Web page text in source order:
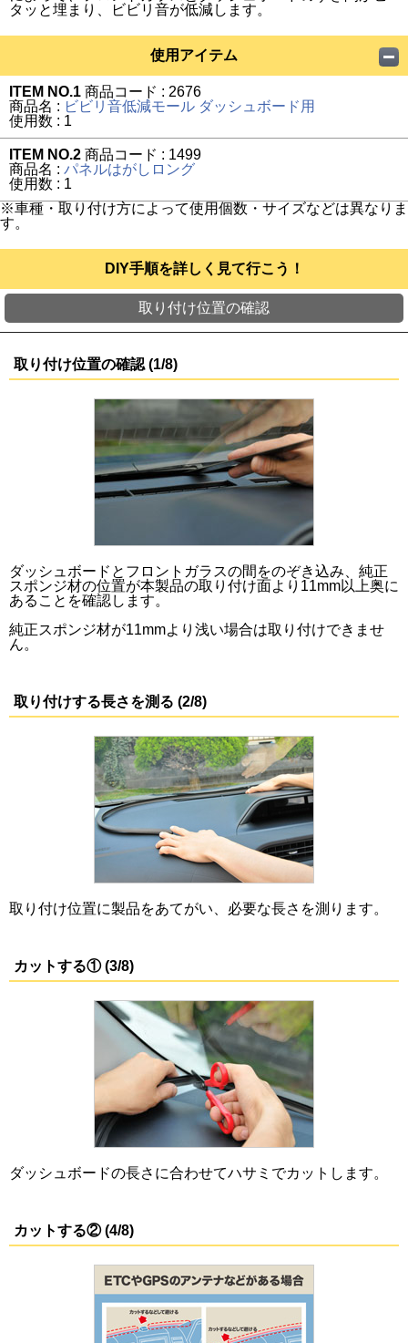
タッと埋まり、ビビリ音が低減します。
使用アイテム
ITEM NO.1 商品コード : 2676
商品名 : ビビリ音低減モール ダッシュボード用
使用数 : 1
ITEM NO.2 商品コード : 1499
商品名 : パネルはがしロング
使用数 : 1
※車種・取り付け方によって使用個数・サイズなどは異なりま
す。
DIY手順を詳しく見て行こう！
取り付け位置の確認
取り付け位置の確認 (1/8)
ダッシュボードとフロントガラスの間をのぞき込み、純正
スポンジ材の位置が本製品の取り付け面より11mm以上奥に
あることを確認します。
純正スポンジ材が11mmより浅い場合は取り付けできませ
ん。
取り付けする長さを測る (2/8)
取り付け位置に製品をあてがい、必要な長さを測ります。
カットする① (3/8)
ダッシュボードの長さに合わせてハサミでカットします。
カットする② (4/8)